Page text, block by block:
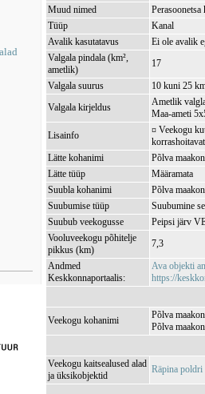
Muud nimed
Perasoonetsa
Tüüp
Kanal
Avalik kasutatavus
Ei ole avalik
Valgala pindala (km²,
ametlik)
17
Valgala suurus
10 kuni 25
Valgala kirjeldus
Ametlik
Maa-ameti
Lisainfo
¤ Veekogu
Lätte kohanimi
Põlva
Lätte tüüp
Määramata
Suubla kohanimi
Põlva
Suubumise tüüp
Suubumine
Suubub veekogusse
Peipsi järv
Vooluveekogu põhitelje
pikkus (km)
7,3
Andmed
Keskkonnaportaalis:
Ava objekti
https://
Veekogu kohanimi
Põlva
Põlva
Veekogu kaitsealused alad
ja üksikobjektid
Räpina